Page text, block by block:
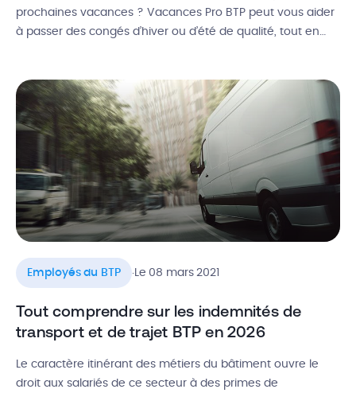
prochaines vacances ? Vacances Pro BTP peut vous aider
à passer des congés d’hiver ou d’été de qualité, tout en
professionnels du bâtiment de partir pour pas […]
Employés du BTP . Le 08 mars 2021
Tout comprendre sur les indemnités de
transport et de trajet BTP en 2026
Le caractère itinérant des métiers du bâtiment ouvre le
droit aux salariés de ce secteur à des primes de